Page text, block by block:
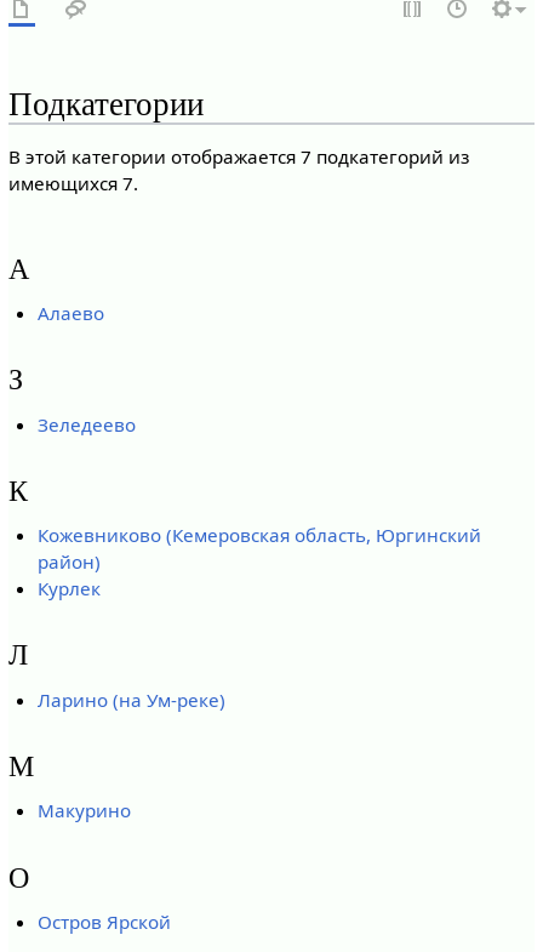
Подкатегории
В этой категории отображается 7 подкатегорий из
имеющихся 7.
А
Алаево
З
Зеледеево
К
Кожевниково (Кемеровская область, Юргинский
район)
Курлек
Л
Ларино (на Ум-реке)
М
Макурино
О
Остров Ярской